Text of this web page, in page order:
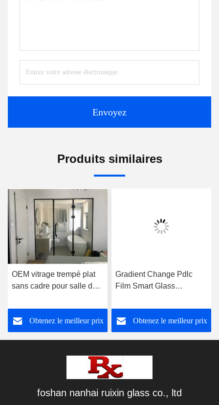
Envoyez
Produits similaires
OEM vitrage trempé plat
sans cadre pour salle de
Obtenez le meilleur prix
Gradient Change Pdlc
Film Smart Glass
de bureau
Obtenez le meilleur prix
foshan nanhai ruixin glass co., ltd